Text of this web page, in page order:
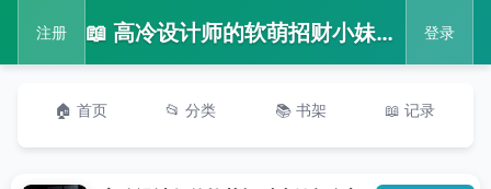
注册 📖 高冷设计师的软萌招财小妹杨久郎周婉秋完整版全本笔趣阁小说 登录
🏠 首页 📂 分类 📚 书架 📖 记录